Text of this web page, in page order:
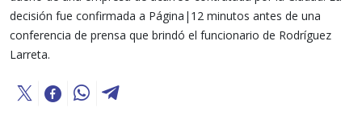
decisión fue confirmada a Página|12 minutos antes de una
conferencia de prensa que brindó el funcionario de Rodríguez
Larreta.